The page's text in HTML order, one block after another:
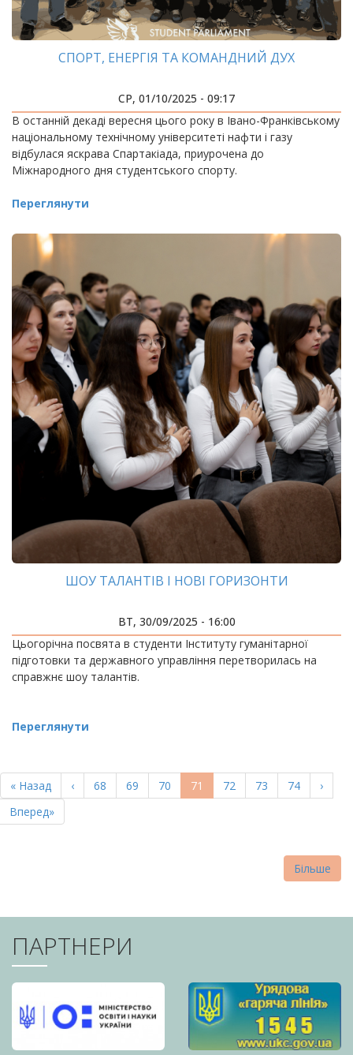
СПОРТ, ЕНЕРГІЯ ТА КОМАНДНИЙ ДУХ
СР, 01/10/2025 - 09:17
В останній декаді вересня цього року в Івано-Франківському
національному технічному університеті нафти і газу
відбулася яскрава Спартакіада, приурочена до
Міжнародного дня студентського спорту.
Переглянути
ШОУ ТАЛАНТІВ І НОВІ ГОРИЗОНТИ
ВТ, 30/09/2025 - 16:00
Цьогорічна посвята в студенти Інституту гуманітарної
підготовки та державного управління перетворилась на
справжнє шоу талантів.
Переглянути
НА
СТОРІНКИ
Перша
сторінка
« Назад
Попередня
сторінка
‹ Page
68 Page
69 Page
70
Поточна
сторінка
71 Page
72 Page
73 Page
74
›
Остання
сторінка
Вперед»
Більше
ПАРТНЕРИ